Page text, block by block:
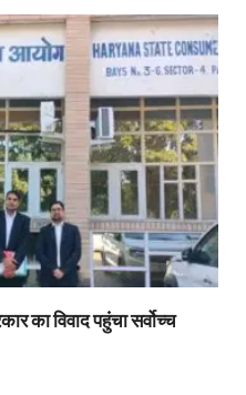
का विवाद पहुंचा सर्वोच्च